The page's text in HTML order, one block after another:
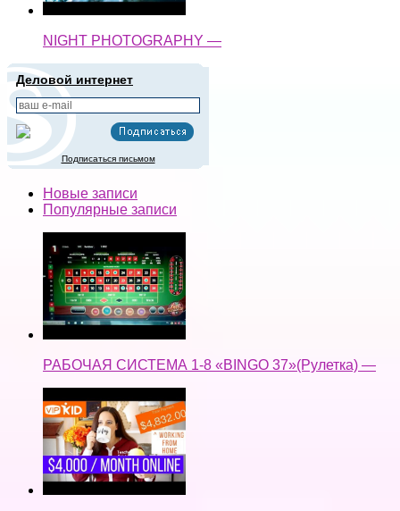
NIGHT PHOTOGRAPHY —
Деловой интернет
Подписаться письмом
Новые записи
Популярные записи
РАБОЧАЯ СИСТЕМА 1-8 «BINGO 37»(Рулетка) —